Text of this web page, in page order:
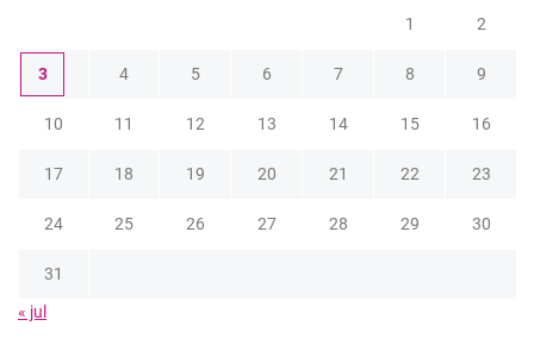
1 2
3 4 5 6 7 8 9
10 11 12 13 14 15 16
17 18 19 20 21 22 23
24 25 26 27 28 29 30
31
« jul